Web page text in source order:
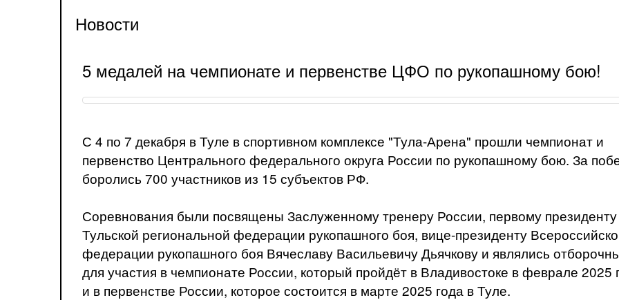
Новости
5 медалей на чемпионате и первенстве ЦФО по рукопашному бою!
С 4 по 7 декабря в Туле в спортивном комплексе "Тула-Арена" прошли чемпионат и
первенство Центрального федерального округа России по рукопашному бою. За
боролись 700 участников из 15 субъектов РФ.
Соревнования были посвящены Заслуженному тренеру России, первому президенту
Тульской региональной федерации рукопашного боя, вице-президенту
федерации рукопашного боя Вячеславу Васильевичу Дьячкову и являлись
для участия в чемпионате России, который пройдёт в Владивостоке в феврале 2025
и в первенстве России, которое состоится в марте 2025 года в Туле.